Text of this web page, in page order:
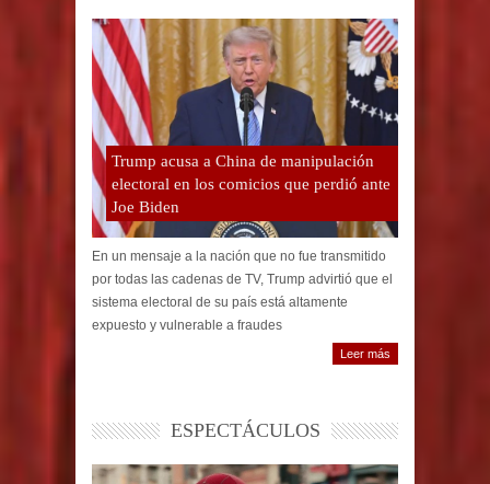
Trump acusa a China de manipulación
electoral en los comicios que perdió ante
Joe Biden
En un mensaje a la nación que no fue transmitido
por todas las cadenas de TV, Trump advirtió que el
sistema electoral de su país está altamente
expuesto y vulnerable a fraudes
Leer más
ESPECTÁCULOS